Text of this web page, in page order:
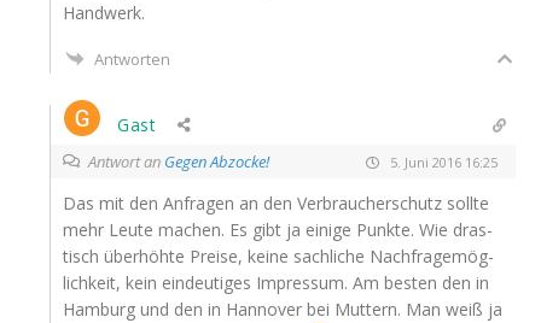
Handwerk.
Antworten
Gast
Antwort an Gegen Abzocke! 5. Juni 2016 16:25
Das mit den Anfra­gen an den Ver­brau­cher­schutz soll­te
mehr Leu­te machen. Es gibt ja eini­ge Punk­te. Wie dras­
tisch über­höh­te Prei­se, kei­ne sach­li­che Nach­fra­ge­mög­
lich­keit, kein ein­deu­ti­ges Impres­sum. Am bes­ten den in
Ham­burg und den in Han­no­ver bei Mut­tern. Man weiß ja